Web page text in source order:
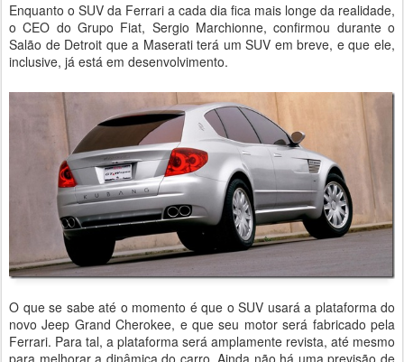
Enquanto o SUV da Ferrari a cada dia fica mais longe da realidade,
o CEO do Grupo Fiat, Sergio Marchionne, confirmou durante o
Salão de Detroit que a Maserati terá um SUV em breve, e que ele,
inclusive, já está em desenvolvimento.
O que se sabe até o momento é que o SUV usará a plataforma do
novo Jeep Grand Cherokee, e que seu motor será fabricado pela
Ferrari. Para tal, a plataforma será amplamente revista, até mesmo
para melhorar a dinâmica do carro. Ainda não há uma previsão de